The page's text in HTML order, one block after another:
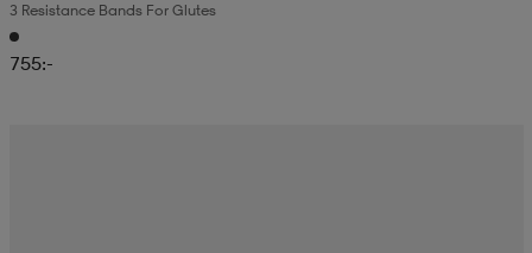
3 Resistance Bands For Glutes
755:-